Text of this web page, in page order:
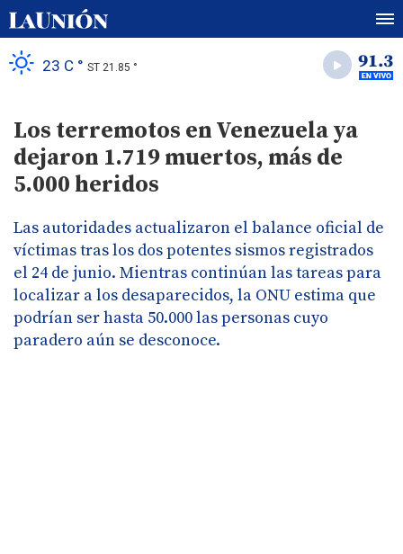
23 C ° ST 21.85 °
Los terremotos en Venezuela ya
dejaron 1.719 muertos, más de
5.000 heridos
Las autoridades actualizaron el balance oficial de
víctimas tras los dos potentes sismos registrados
el 24 de junio. Mientras continúan las tareas para
localizar a los desaparecidos, la ONU estima que
podrían ser hasta 50.000 las personas cuyo
paradero aún se desconoce.